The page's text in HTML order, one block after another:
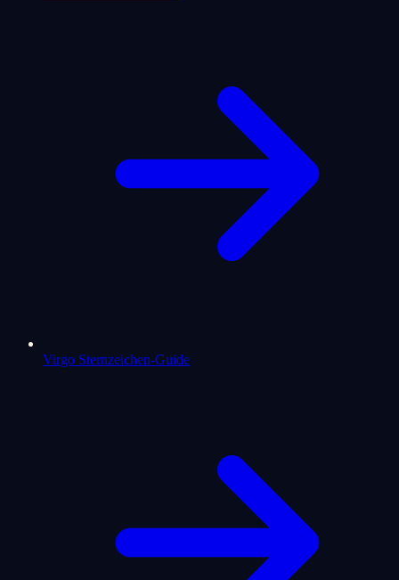
Virgo Sternzeichen-Guide